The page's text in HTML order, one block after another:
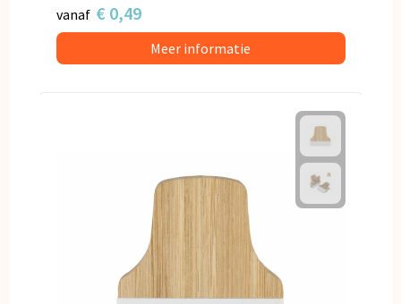
vanaf € 0,49
Meer informatie